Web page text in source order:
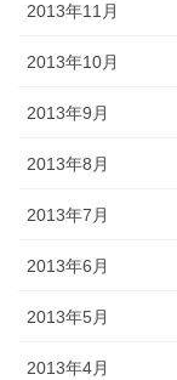
2013年11月
2013年10月
2013年9月
2013年8月
2013年7月
2013年6月
2013年5月
2013年4月